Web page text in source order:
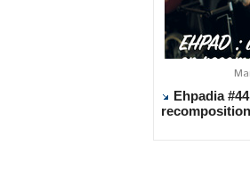
Ehpadia